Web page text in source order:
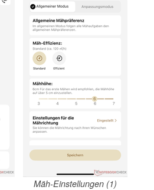
Mäh-Einstellungen (1)